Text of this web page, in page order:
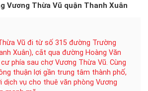
Vương Thừa Vũ quận Thanh Xuân
Vũ đi từ số 315 đường Trường
Xuân), cắt qua đường Hoàng Văn
phía sau chợ Vương Thừa Vũ. Cùng
thuận lợi gần trung tâm thành phố,
dịch vụ cho thuê văn phòng Vương